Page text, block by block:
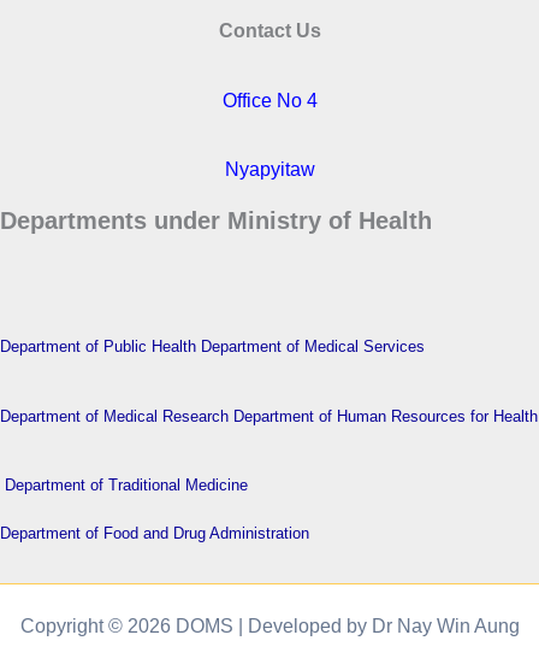
Contact Us
Office No 4
Nyapyitaw
Departments under Ministry of Health
Department of Public Health Department of Medical Services
Department of Medical Research Department of Human Resources for Health
Department of Traditional Medicine
Department of Food and Drug Administration
Copyright © 2026 DOMS | Developed by Dr Nay Win Aung